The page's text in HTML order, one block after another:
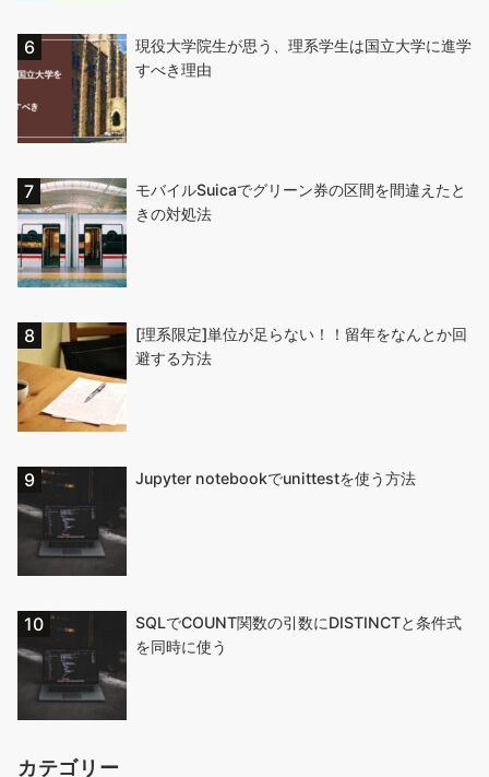
現役大学院生が思う、理系学生は国立大学に進学
すべき理由
モバイルSuicaでグリーン券の区間を間違えたと
きの対処法
[理系限定]単位が足らない！！留年をなんとか回
避する方法
Jupyter notebookでunittestを使う方法
SQLでCOUNT関数の引数にDISTINCTと条件式
を同時に使う
カテゴリー